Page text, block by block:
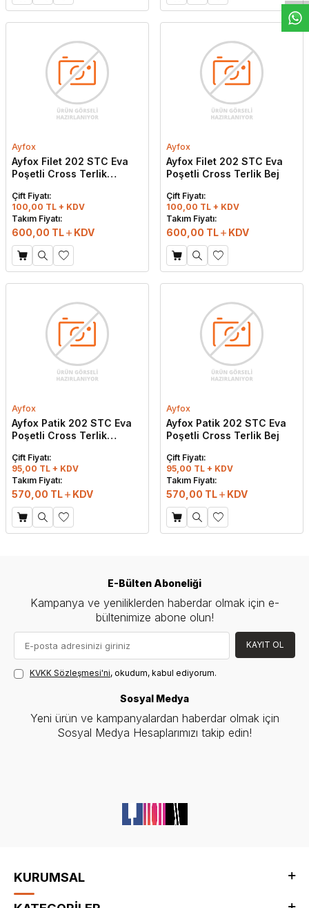
Ayfox
Ayfox Filet 202 STC Eva
Poşetli Cross Terlik
Çift Fiyatı:
100,00 TL + KDV
Takım Fiyatı:
600,00 TL KDV
Ayfox
Ayfox Filet 202 STC Eva
Poşetli Cross Terlik Bej
Çift Fiyatı:
100,00 TL + KDV
Takım Fiyatı:
600,00 TL KDV
Ayfox
Ayfox Patik 202 STC Eva
Poşetli Cross Terlik
Çift Fiyatı:
95,00 TL + KDV
Takım Fiyatı:
570,00 TL KDV
Ayfox
Ayfox Patik 202 STC Eva
Poşetli Cross Terlik Bej
Çift Fiyatı:
95,00 TL + KDV
Takım Fiyatı:
570,00 TL KDV
E-Bülten Aboneliği
Kampanya ve yeniliklerden haberdar olmak için e-
bültenimize abone olun!
KAYIT OL
KVKK Sözleşmesi'ni, okudum, kabul ediyorum.
Sosyal Medya
Yeni ürün ve kampanyalardan haberdar olmak için
Sosyal Medya Hesaplarımızı takip edin!
KURUMSAL